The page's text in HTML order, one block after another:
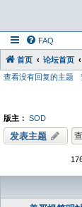
FAQ
首页 论坛首页
查看没有回复的主题
版主： SOD
发表主题